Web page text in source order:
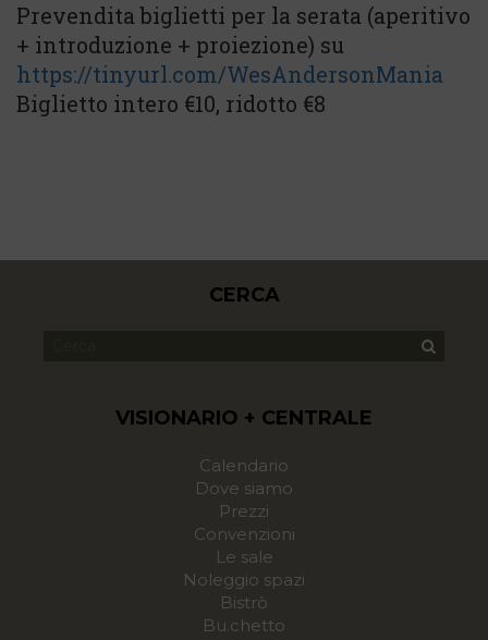
Prevendita biglietti per la serata (aperitivo
+ introduzione + proiezione) su
https://tinyurl.com/WesAndersonMania
Biglietto intero €10, ridotto €8
CERCA
VISIONARIO + CENTRALE
Calendario
Dove siamo
Prezzi
Convenzioni
Le sale
Noleggio spazi
Bistrò
Bu.chetto